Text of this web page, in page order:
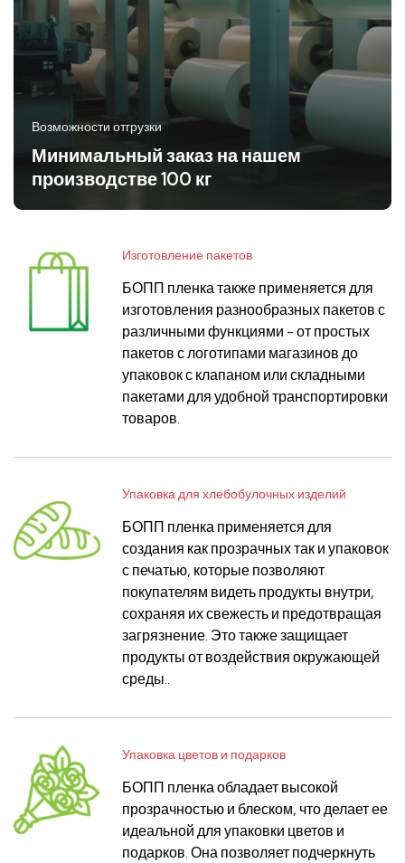
Изготовление пакетов
БОПП пленка также применяется для
изготовления разнообразных пакетов с
различными функциями - от простых
пакетов с логотипами магазинов до
упаковок с клапаном или складными
пакетами для удобной транспортировки
товаров.
Упаковка для хлебобулочных изделий
БОПП пленка применяется для
создания как прозрачных так и упаковок
с печатью, которые позволяют
покупателям видеть продукты внутри,
сохраняя их свежесть и предотвращая
загрязнение. Это также защищает
продукты от воздействия окружающей
среды..
Упаковка цветов и подарков
БОПП пленка обладает высокой
прозрачностью и блеском, что делает ее
идеальной для упаковки цветов и
подарков. Она позволяет подчеркнуть
Возможности отгрузки
Минимальный заказ на нашем
производстве 100 кг